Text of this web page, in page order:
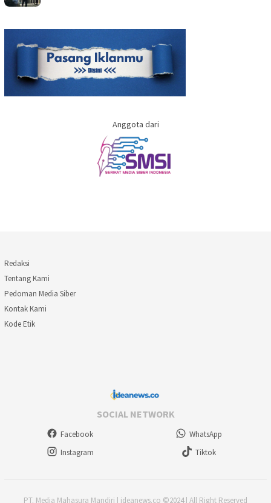
Anggota dari
Redaksi
Tentang Kami
Pedoman Media Siber
Kontak Kami
Kode Etik
SOCIAL NETWORK
Facebook
WhatsApp
Instagram
Tiktok
PT. Media Mahasura Mandiri | ideanews.co ©2024 | All Right Reserved